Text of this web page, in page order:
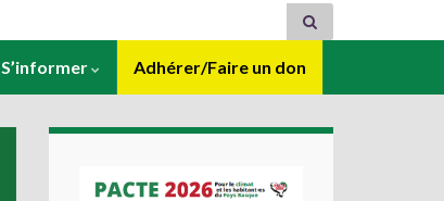
S’informer Adhérer/Faire un don